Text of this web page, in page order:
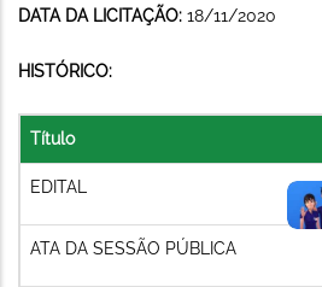
DATA DA LICITAÇÃO: 18/11/2020
HISTÓRICO:
Título
EDITAL
ATA DA SESSÃO PÚBLICA